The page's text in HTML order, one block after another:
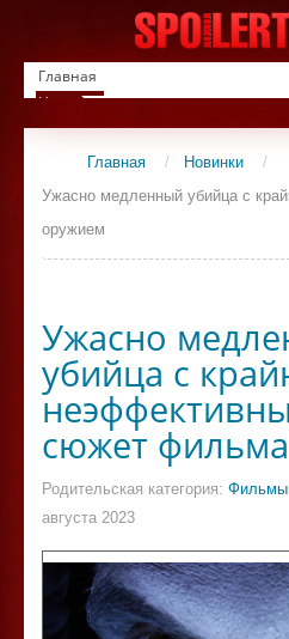
Главная
Новинки
Список фильмов
СериалыГлавная / Новинки
/
Ужасно медленный убийца с
оружием
Ужасно
убийца с
сюжет фильма
Родительская категория: Фильмы
августа 2023